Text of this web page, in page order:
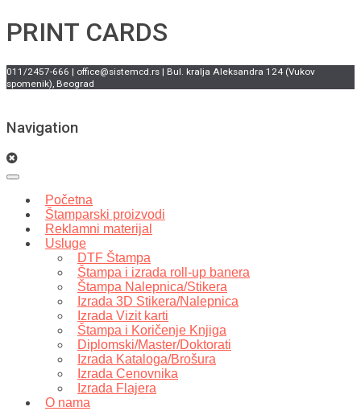
PRINT CARDS
011/2457-666 | office@sistemcd.rs | Bul. kralja Aleksandra 124 (Vukov
spomenik), Beograd
Navigation
Početna
Štamparski proizvodi
Reklamni materijal
Usluge
DTF Štampa
Štampa i izrada roll-up banera
Štampa Nalepnica/Stikera
Izrada 3D Stikera/Nalepnica
Izrada Vizit karti
Štampa i Koričenje Knjiga
Diplomski/Master/Doktorati
Izrada Kataloga/Brošura
Izrada Cenovnika
Izrada Flajera
O nama